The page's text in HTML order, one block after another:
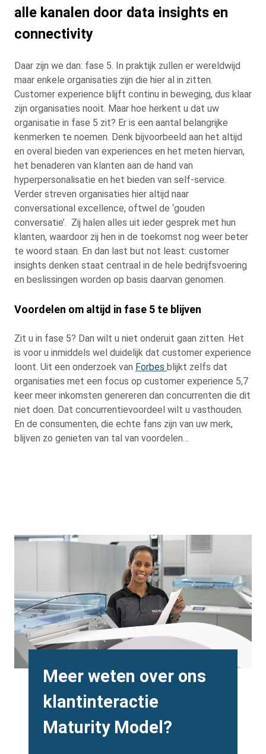
alle kanalen door data insights en
connectivity
Daar zijn we dan: fase 5. In praktijk zullen er wereldwijd
maar enkele organisaties zijn die hier al in zitten.
Customer experience blijft continu in beweging, dus klaar
zijn organisaties nooit. Maar hoe herkent u dat uw
organisatie in fase 5 zit? Er is een aantal belangrijke
kenmerken te noemen. Denk bijvoorbeeld aan het altijd
en overal bieden van experiences en het meten hiervan,
het benaderen van klanten aan de hand van
hyperpersonalisatie en het bieden van self-service.
Verder streven organisaties hier altijd naar
conversational excellence, oftwel de ‘gouden
conversatie’. Zij halen alles uit ieder gesprek met hun
klanten, waardoor zij hen in de toekomst nog weer beter
te woord staan. En dan last but not least: customer
insights denken staat centraal in de hele bedrijfsvoering
en beslissingen worden op basis daarvan genomen.
Voordelen om altijd in fase 5 te blijven
Zit u in fase 5? Dan wilt u niet onderuit gaan zitten. Het
is voor u inmiddels wel duidelijk dat customer experience
loont. Uit een onderzoek van Forbes blijkt zelfs dat
organisaties met een focus op customer experience 5,7
keer meer inkomsten genereren dan concurrenten die dit
niet doen. Dat concurrentievoordeel wilt u vasthouden.
En de consumenten, die echte fans zijn van uw merk,
blijven zo genieten van tal van voordelen…
Background
Heading
Meer weten over ons
klantinteractie
Maturity Model?